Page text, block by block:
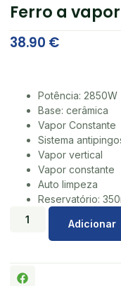
Ferro a vapor
38.90 €
Potência: 2850W
Base: cerâmica
Vapor Constante
Sistema
Vapor vertical
Vapor constante
Auto limpeza
Reservatório:
Adicionar